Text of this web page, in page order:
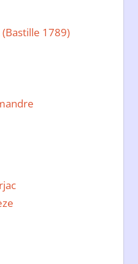
1789)